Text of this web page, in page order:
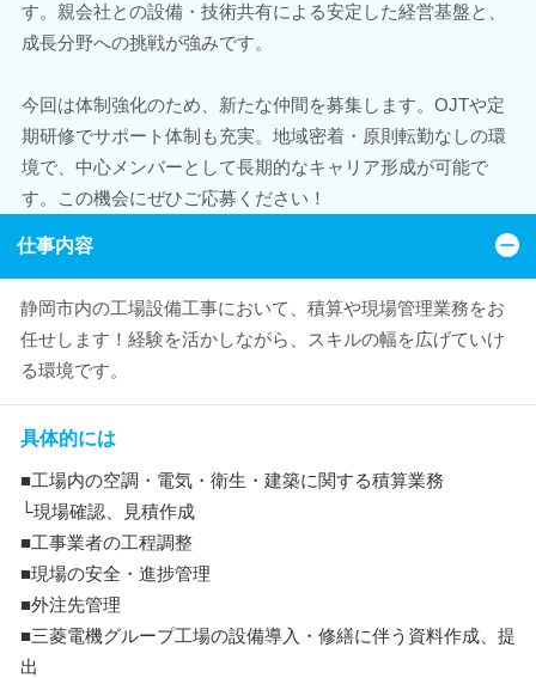
す。親会社との設備・技術共有による安定した経営基盤と、
成長分野への挑戦が強みです。
今回は体制強化のため、新たな仲間を募集します。OJTや定
期研修でサポート体制も充実。地域密着・原則転勤なしの環
境で、中心メンバーとして長期的なキャリア形成が可能で
す。この機会にぜひご応募ください！
仕事内容
静岡市内の工場設備工事において、積算や現場管理業務をお
任せします！経験を活かしながら、スキルの幅を広げていけ
る環境です。
具体的には
■工場内の空調・電気・衛生・建築に関する積算業務
└現場確認、見積作成
■工事業者の工程調整
■現場の安全・進捗管理
■外注先管理
■三菱電機グループ工場の設備導入・修繕に伴う資料作成、提
出